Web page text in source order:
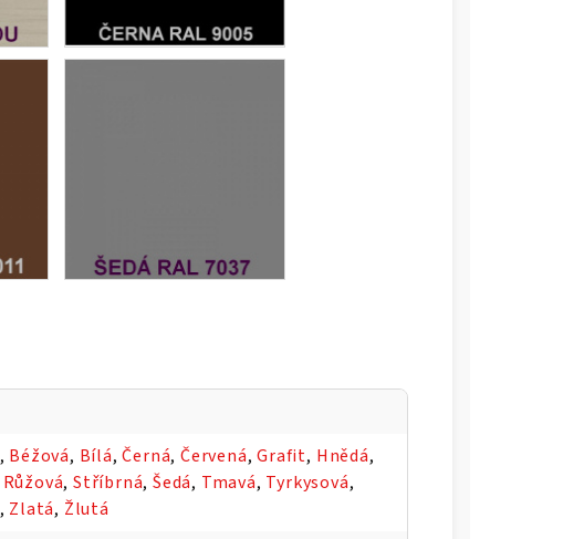
, Béžová, Bílá,Černá,Červená,Grafit, Hnědá,
Růžová,Stříbrná,Šedá, Tmavá, Tyrkysová,
, Zlatá, Žlutá